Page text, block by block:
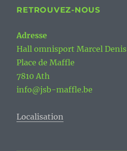
RETROUVEZ-NOUS
Adresse
Hall omnisport Marcel Denis
Place de Maffle
7810 Ath
info@jsb-maffle.be
Localisation